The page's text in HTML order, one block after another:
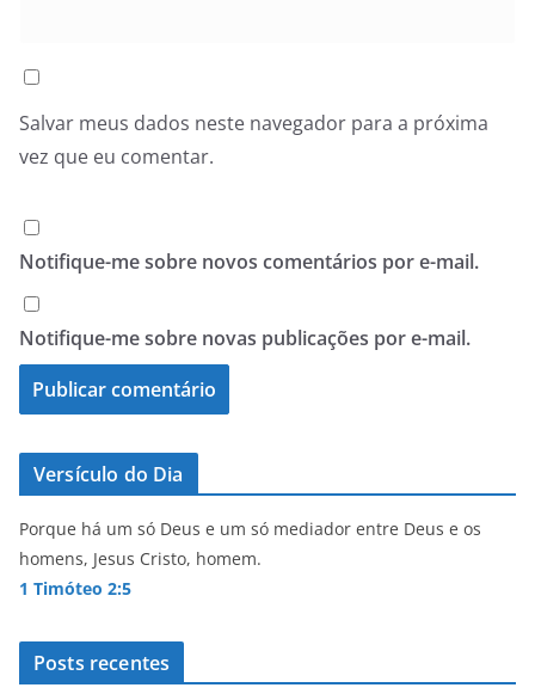
Salvar meus dados neste navegador para a próxima
vez que eu comentar.
Notifique-me sobre novos comentários por e-mail.
Notifique-me sobre novas publicações por e-mail.
Versículo do Dia
Porque há um só Deus e um só mediador entre Deus e os
homens, Jesus Cristo, homem.
1 Timóteo 2:5
Posts recentes